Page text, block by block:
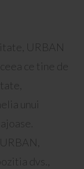
URBAN
ce tine de
unui
dvs.,